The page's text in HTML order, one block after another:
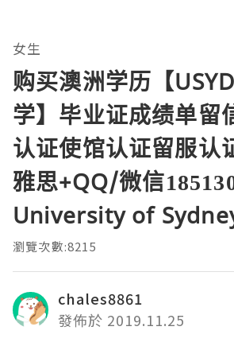
女生
购买澳洲学历【
学】毕业证成绩单留
认证使馆认证留服认
雅思+QQ/微信
University of
瀏覽次數:8215
chales8861
發佈於 2019.11.25